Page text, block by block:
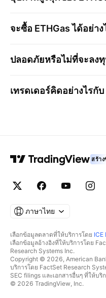
จะซื้อ ETHGasได้อย่าง
ปลอดภัยหรือไม่ที่จะลง
เทรดเดอร์คิดอย่างไรกับ
สร้า
ภาษาไทย
เลือกข้อมูลตลาดที่ให้บริการโดย ICE
เลือกข้อมูลอ้างอิงที่ให้บริการโดย
Research Systems Inc.
Copyright © 2026, American
บริการโดย FactSet Research
SEC filings และเอกสารอื่นๆ ที่ให้บริ
© 2026 TradingView, Inc.